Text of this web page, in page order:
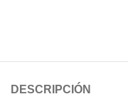
DESCRIPCIÓN